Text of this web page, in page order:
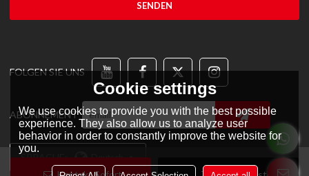
SENDEN
FOLGEN SIE UNS
ABONNEMENT
SPRACHE: Deutsch
Cookie settings
We use cookies to provide you with the best possible
experience. They also allow us to analyze user
behavior in order to constantly improve the website for
you.